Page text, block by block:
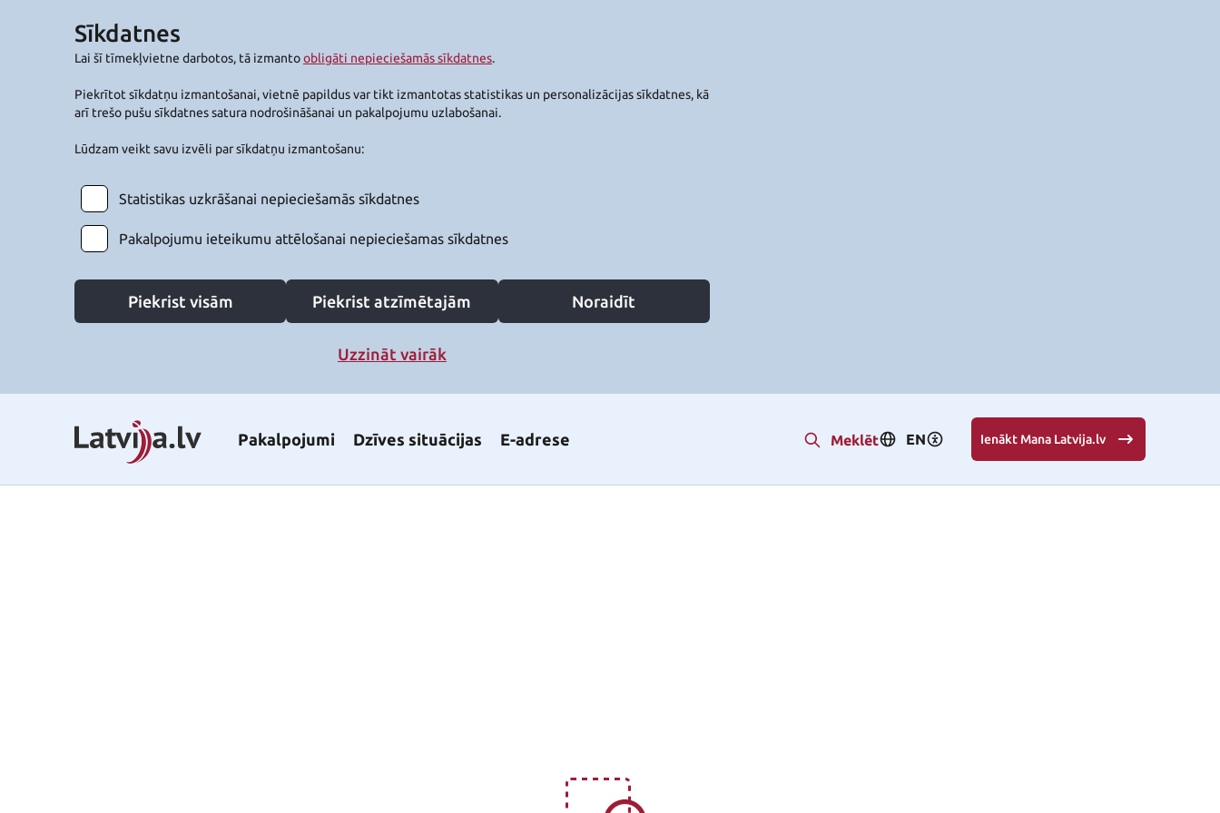
Sīkdatnes
Lai šī tīmekļvietne darbotos, tā izmantoobligāti nepieciešamās sīkdatnes.
Piekrītot sīkdatņu izmantošanai, vietnē papildus var tikt izmantotas statistikas un personalizācijas sīkdatnes, kā
arī trešo pušu sīkdatnes satura nodrošināšanai un pakalpojumu uzlabošanai.
Lūdzam veikt savu izvēli par sīkdatņu izmantošanu:
Statistikas uzkrāšanai nepieciešamās sīkdatnes
Pakalpojumu ieteikumu attēlošanai nepieciešamas sīkdatnes
Piekrist visām Piekrist atzīmētajām Noraidīt
Uzzināt vairāk
Pakalpojumi Dzīves situācijas E-adrese Meklēt EN Ienākt Mana Latvija.lv